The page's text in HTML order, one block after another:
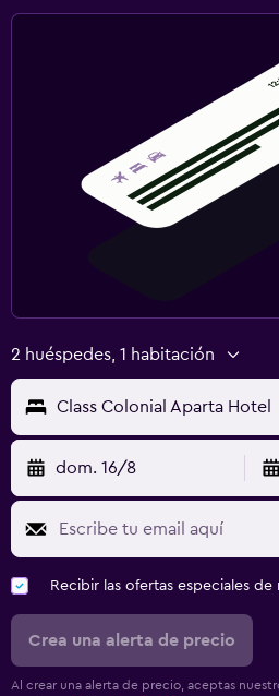
2 huéspedes, 1 habitación
Class Colonial Aparta Hotel
dom. 16/8
Recibir las ofertas especiales
Crea una alerta de precio
Al crear una alerta de precio, aceptas